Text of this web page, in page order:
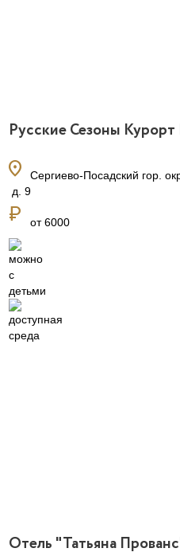
Русские Сезоны Курорт
location_on
Сергиево-Посадский гор.
, д. 9
currency_ruble от 6000
Отель "Татьяна